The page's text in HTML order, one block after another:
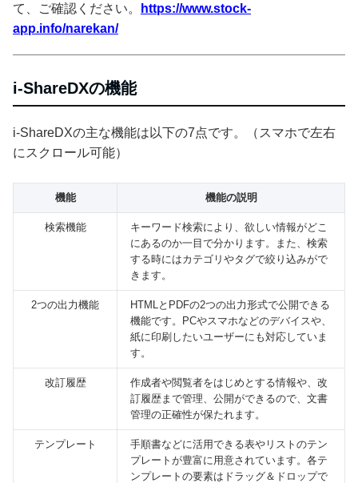
て、ご確認ください。
https://www.stock-
app.info/narekan/
i-ShareDXの機能
i-ShareDXの主な機能は以下の7点です。（スマホで左右
にスクロール可能）
機能 機能の説明
検索機能
キーワード検索により、欲しい情報がどこ
にあるのか一目で分かります。また、検索
する時にはカテゴリやタグで絞り込みがで
きます。
2つの出力機能
HTMLとPDFの2つの出力形式で公開できる
機能です。PCやスマホなどのデバイスや、
紙に印刷したいユーザーにも対応していま
す。
改訂履歴
作成者や閲覧者をはじめとする情報や、改
訂履歴まで管理、公開ができるので、文書
管理の正確性が保たれます。
テンプレート
手順書などに活用できる表やリストのテン
プレートが豊富に用意されています。各テ
ンプレートの要素はドラッグ＆ドロップで